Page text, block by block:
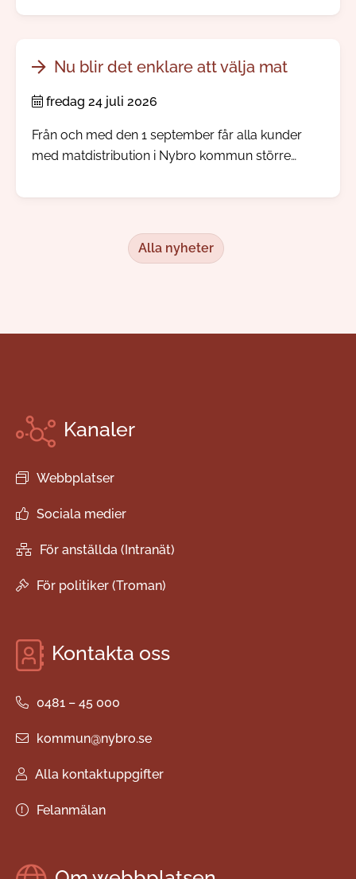
järnåldershistoria, gamla prästgårdar och minnen
dricka hälsobringande brunnsvatten.
Nu blir det enklare att välja mat
fredag 24 juli 2026
Från och med den 1 september får alla kunder
med matdistribution i Nybro kommun större
redan i augusti kommer kunden kunna börja göra
Alla nyheter
Kanaler
Webbplatser
Sociala medier
För anställda (Intranät)
För politiker (Troman)
Kontakta oss
0481 – 45 000
kommun@nybro.se
Alla kontaktuppgifter
Felanmälan